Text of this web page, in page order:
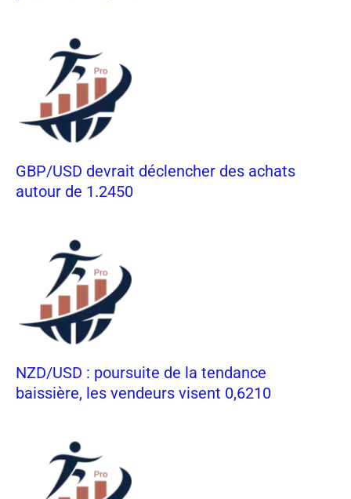
GBP/USD devrait déclencher des achats
autour de 1.2450
NZD/USD : poursuite de la tendance
baissière, les vendeurs visent 0,6210